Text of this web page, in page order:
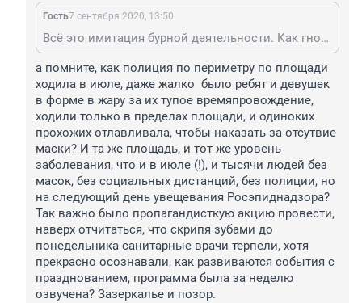
Гость7 сентября 2020, 13:50
Всё это имитация бурной деятельности. Как гнобить предпринимателей, то штрафы закрытия, а здесь всё было заранее известно, но никто мероприятие не остановил, да и сейчас не видно желания у Лапы оштрафовать министерство культуры за допущенные нарушения, из сего следует, что или Лапа не контролирует ситуацию в крае и допускает массовые мероприятия, из за которых может произойти массовое заражение, либо все это делается специально.
а помните, как полиция по периметру по площади
ходила в июле, даже жалко  было ребят и девушек
в форме в жару за их тупое времяпровождение,
ходили только в пределах площади, и одиноких
прохожих отлавливала, чтобы наказать за отсутвие
маски? И та же площадь, и тот же уровень
заболевания, что и в июле (!), и тысячи людей без
масок, без социальных дистанций, без полиции, но
на следующий день увещевания Росэпиднадзора?
Так важно было пропагандисткую акцию провести,
наверх отчитаться, что скрипя зубами до
понедельника санитарные врачи терпели, хотя
прекрасно осознавали, как развиваются события с
празднованием, программа была за неделю
озвучена? Зазеркалье и позор.